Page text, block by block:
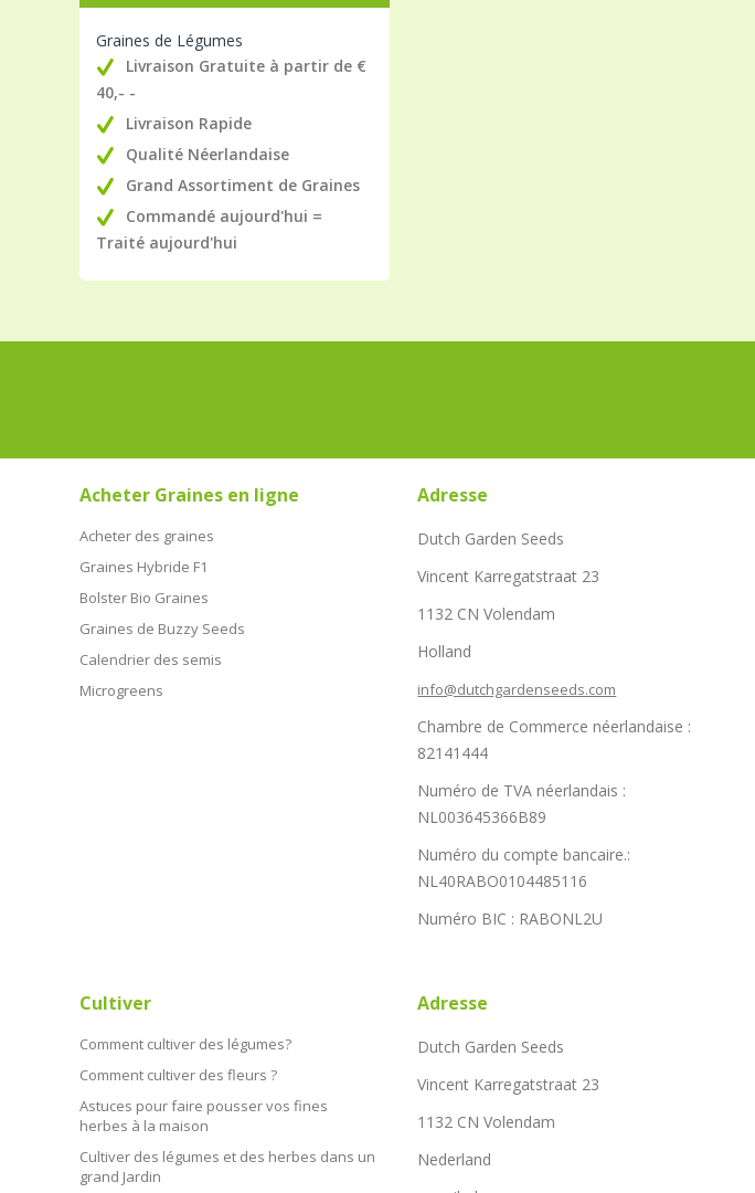
Graines de Légumes
Livraison Gratuite à partir de €
40,- -
Livraison Rapide
Qualité Néerlandaise
Grand Assortiment de Graines
Commandé aujourd'hui =
Traité aujourd'hui
Acheter Graines en ligne
Acheter des graines
Graines Hybride F1
Bolster Bio Graines
Graines de Buzzy Seeds
Calendrier des semis
Microgreens
Adresse
Dutch Garden Seeds
Vincent Karregatstraat 23
1132 CN Volendam
Holland
info@dutchgardenseeds.com
Chambre de Commerce néerlandaise :
82141444
Numéro de TVA néerlandais :
NL003645366B89
Numéro du compte bancaire.:
NL40RABO0104485116
Numéro BIC : RABONL2U
Cultiver
Comment cultiver des légumes?
Comment cultiver des fleurs ?
Astuces pour faire pousser vos fines
herbes à la maison
Cultiver des légumes et des herbes dans un
grand Jardin
Adresse
Dutch Garden Seeds
Vincent Karregatstraat 23
1132 CN Volendam
Nederland